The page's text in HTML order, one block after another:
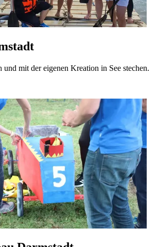
und mit der eigenen Kreation in See stechen.